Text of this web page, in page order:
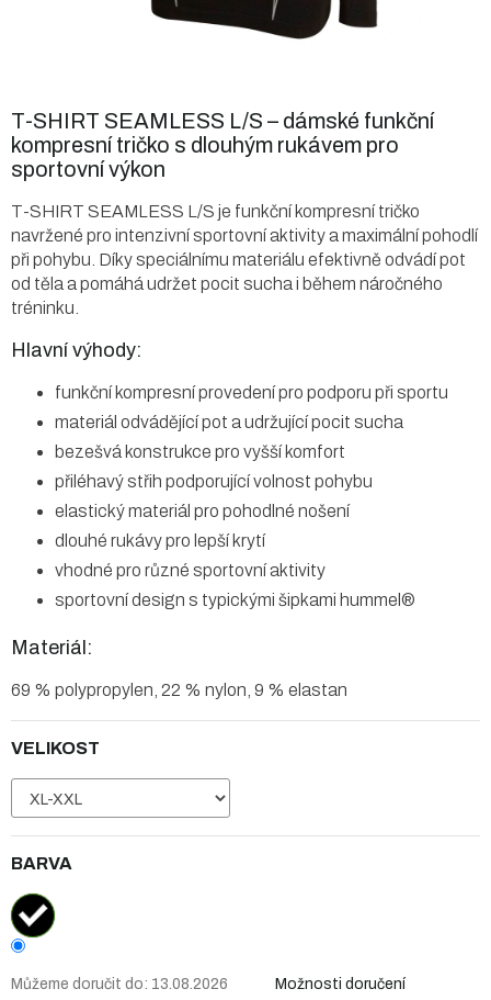
VELIKOST
BARVA
Můžeme doručit do: 13.08.2026 Možnosti doručení
T-SHIRT SEAMLESS L/S – dámské funkční
kompresní tričko s dlouhým rukávem pro
sportovní výkon
T-SHIRT SEAMLESS L/S je funkční kompresní tričko
navržené pro intenzivní sportovní aktivity a maximální pohodlí
při pohybu. Díky speciálnímu materiálu efektivně odvádí pot
od těla a pomáhá udržet pocit sucha i během náročného
tréninku.
Hlavní výhody:
funkční kompresní provedení pro podporu při sportu
materiál odvádějící pot a udržující pocit sucha
bezešvá konstrukce pro vyšší komfort
přiléhavý střih podporující volnost pohybu
elastický materiál pro pohodlné nošení
dlouhé rukávy pro lepší krytí
vhodné pro různé sportovní aktivity
sportovní design s typickými šipkami hummel®
Materiál:
69 % polypropylen, 22 % nylon, 9 % elastan